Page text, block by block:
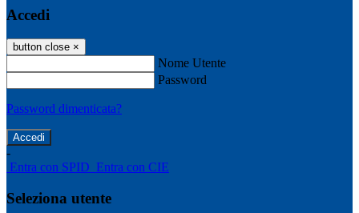
Accedi
button close ×
Nome Utente
Password
Password dimenticata?
-
Entra con SPID Entra con CIE
Seleziona utente